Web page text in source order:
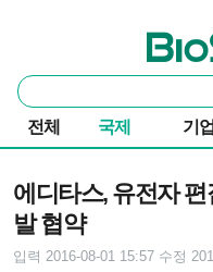
바이오
통
합
검
색
전체 국제 기업
에디타스, 유전자
발 협약
입력 2016-08-01 15:57 수정